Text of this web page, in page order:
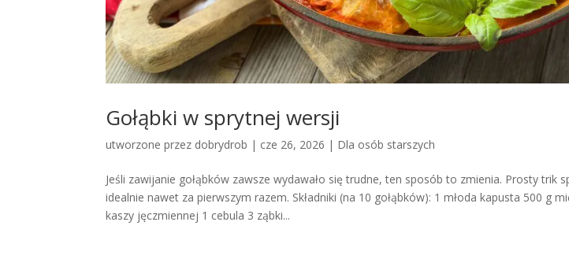
Gołąbki w sprytnej wersji
utworzone przez dobrydrob | cze 26, 2026 | Dla osób starszych
Jeśli zawijanie gołąbków zawsze wydawało się trudne, ten sposób to zmienia. Prosty trik
idealnie nawet za pierwszym razem. Składniki (na 10 gołąbków): 1 młoda kapusta 500 g
kaszy jęczmiennej 1 cebula 3 ząbki...